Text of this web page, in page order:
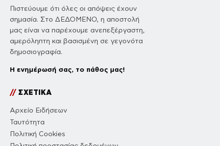
Πιστεύουμε ότι όλες οι απόψεις έχουν
σημασία. Στο ΔΕΔΟΜΕΝΟ, η αποστολή
μας είναι να παρέχουμε ανεπεξέργαστη,
αμερόληπτη και βασισμένη σε γεγονότα
δημοσιογραφία.
Η ενημέρωσή σας, το πάθος μας!
//ΣΧΕΤΙΚΑ
Αρχείο Ειδήσεων
Ταυτότητα
Πολιτική Cookies